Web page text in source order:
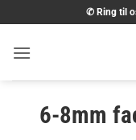
til
indhold
✆ Ring til
6-8mm